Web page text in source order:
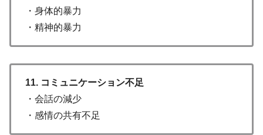
・身体的暴力
・精神的暴力
11. コミュニケーション不足
・会話の減少
・感情の共有不足